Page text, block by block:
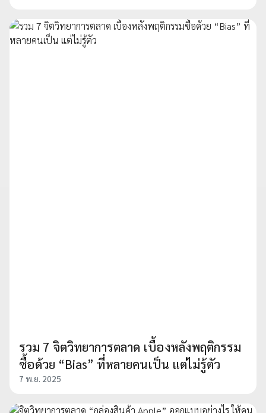
รวม 7 จิตวิทยาการตลาด เบื้องหลังพฤติกรรม
ซื้อด้วย “Bias” ที่หลายคนเป็น แต่ไม่รู้ตัว
7 พ.ย. 2025